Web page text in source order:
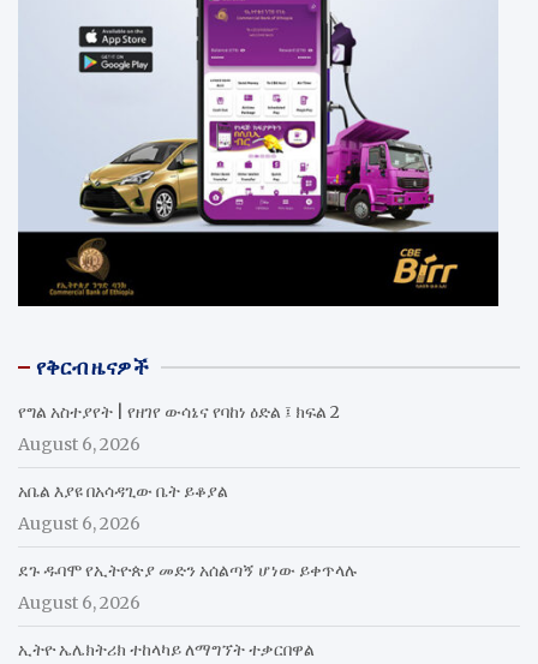
የቅርብ ዜናዎች
የግል አስተያየት | የዘገየ ውሳኔና የባከነ ዕድል ፤ ክፍል 2
August 6, 2026
አቤል እያዩ በአሳዳጊው ቤት ይቆያል
August 6, 2026
ደጉ ዱባሞ የኢትዮጵያ መድን አሰልጣኝ ሆነው ይቀጥላሉ
August 6, 2026
ኢትዮ ኤሌክትሪክ ተከላካይ ለማግኘት ተቃርበዋል